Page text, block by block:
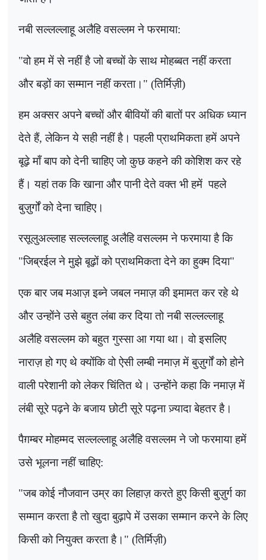
नबी सल्लल्लाहू अलैहि वसल्लम ने फरमाया:
"वो हम में से नहीं है जो बच्चों के साथ मोहब्बत नहीं करता
और बड़ों का सम्मान नहीं करता।" (तिर्मिज़ी)
हम अक्सर अपने बच्चों और बीवियों की बातों पर अधिक ध्यान
देते हैं,लेकिन ये सही नहीं है। पहली प्राथमिकता हमें अपने
बूढ़े माँ बाप को देनी चाहिए जो कुछ कहने की कोशिश कर रहे
हैं। यहां तक ​​कि खाना और पानी देते वक्त भी हमें पहले
बुज़ुर्गों को देना चाहिए।
रसूलुअल्लाह सल्लल्लाहू अलैहि वसल्लम ने फरमाया है कि
"जिब्रईल ने मुझे बूढ़ों को प्राथमिकता देने का हुक्म दिया"
एक बार जब मआज़ इब्ने जबल नमाज़ की इमामत कर रहे थे
और उन्होंने उसे बहुत लंबा कर दिया तो नबी सल्लल्लाहू
अलैहि वसल्लम को बहुत गुस्सा आ गया था। वो इसलिए
नाराज़ हो गए थे क्योंकि वो ऐसी लम्बी नमाज़ में बुज़ुर्गों को होने
वाली परेशानी को लेकर चिंतित थे। उन्होंने कहा कि नमाज़ में
लंबी सूरे पढ़ने के बजाय छोटी सूरे पढ़ना ज़्यादा बेहतर है।
पैग़म्बर मोहम्मद सल्लल्लाहू अलैहि वसल्लम ने जो फरमाया हमें
उसे भूलना नहीं चाहिए:
"जब कोई नौजवान उम्र का लिहाज़ करते हुए किसी बुज़ुर्ग का
सम्मान करता है तो खुदा बुढ़ापे में उसका सम्मान करने के लिए
किसी को नियुक्त करता है।" (तिर्मिज़ी)